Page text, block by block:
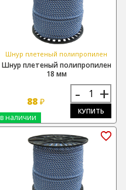
Шнур плетеный полипропилен
Шнур плетеный полипропилен
18 мм
88₽ - +
КУПИТЬ
в наличии